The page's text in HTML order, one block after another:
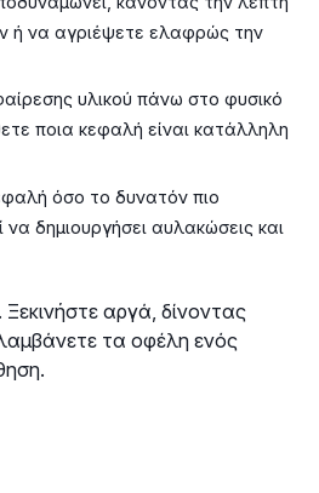
ή να αγριέψετε ελαφρώς την
υλικού πάνω στο φυσικό
ποια κεφαλή είναι κατάλληλη
όσο το δυνατόν πιο
δημιουργήσει αυλακώσεις και
αργά, δίνοντας
τα οφέλη ενός